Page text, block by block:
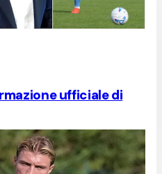
ufficiale di